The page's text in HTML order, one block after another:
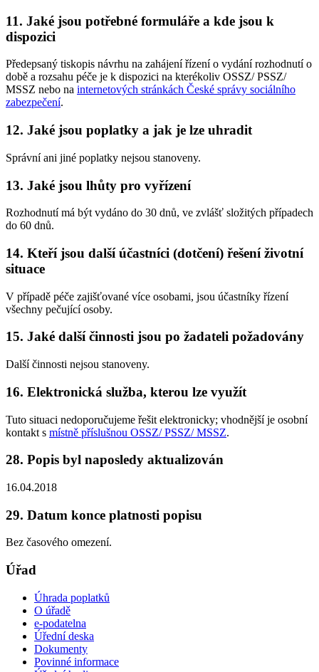
11. Jaké jsou potřebné formuláře a kde jsou k
dispozici
Předepsaný tiskopis návrhu na zahájení řízení o vydání rozhodnutí o
době a rozsahu péče je k dispozici na kterékoliv OSSZ/ PSSZ/
MSSZ nebo na internetových stránkách České správy sociálního
zabezpečení.
12. Jaké jsou poplatky a jak je lze uhradit
Správní ani jiné poplatky nejsou stanoveny.
13. Jaké jsou lhůty pro vyřízení
Rozhodnutí má být vydáno do 30 dnů, ve zvlášť složitých případech
do 60 dnů.
14. Kteří jsou další účastníci (dotčení) řešení životní
situace
V případě péče zajišťované více osobami, jsou účastníky řízení
všechny pečující osoby.
15. Jaké další činnosti jsou po žadateli požadovány
Další činnosti nejsou stanoveny.
16. Elektronická služba, kterou lze využít
Tuto situaci nedoporučujeme řešit elektronicky; vhodnější je osobní
kontakt s místně příslušnou OSSZ/ PSSZ/ MSSZ.
28. Popis byl naposledy aktualizován
16.04.2018
29. Datum konce platnosti popisu
Bez časového omezení.
Úřad
Úhrada poplatků
O úřadě
e-podatelna
Úřední deska
Dokumenty
Povinné informace